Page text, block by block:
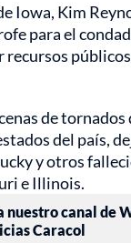
Iowa, Kim
para el
recursos
de
del país,
y otros
e Illinois.
nuestro canal de
Caracol